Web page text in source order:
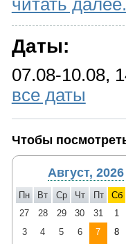
- Удобную тёплую
- Теплую свободную
читать
Даты:
07.08-10.08,
все даты
Чтобы
Август, 2026
Пн Вт Ср Чт Пт
Сб
27
28 29 30 31
1
3
4 5 6 7
8